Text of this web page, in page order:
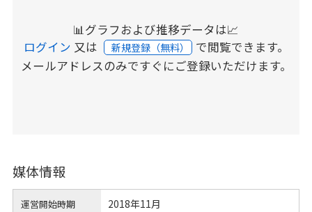
📊グラフおよび推移データは📈
ログイン 又は 新規登録（無料） で閲覧できます。
メールアドレスのみですぐにご登録いただけます。
媒体情報
運営開始時期 2018年11月